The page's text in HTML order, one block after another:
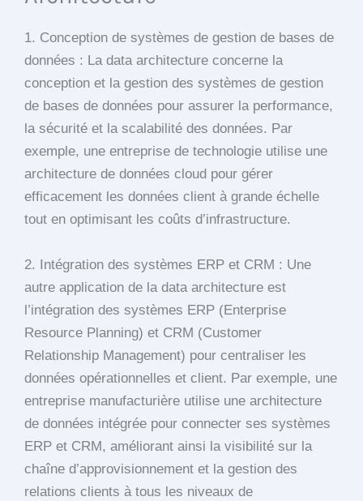
1. Conception de systèmes de gestion de bases de
données : La data architecture concerne la
conception et la gestion des systèmes de gestion
de bases de données pour assurer la performance,
la sécurité et la scalabilité des données. Par
exemple, une entreprise de technologie utilise une
architecture de données cloud pour gérer
efficacement les données client à grande échelle
tout en optimisant les coûts d’infrastructure.
2. Intégration des systèmes ERP et CRM : Une
autre application de la data architecture est
l’intégration des systèmes ERP (Enterprise
Resource Planning) et CRM (Customer
Relationship Management) pour centraliser les
données opérationnelles et client. Par exemple, une
entreprise manufacturière utilise une architecture
de données intégrée pour connecter ses systèmes
ERP et CRM, améliorant ainsi la visibilité sur la
chaîne d’approvisionnement et la gestion des
relations clients à tous les niveaux de